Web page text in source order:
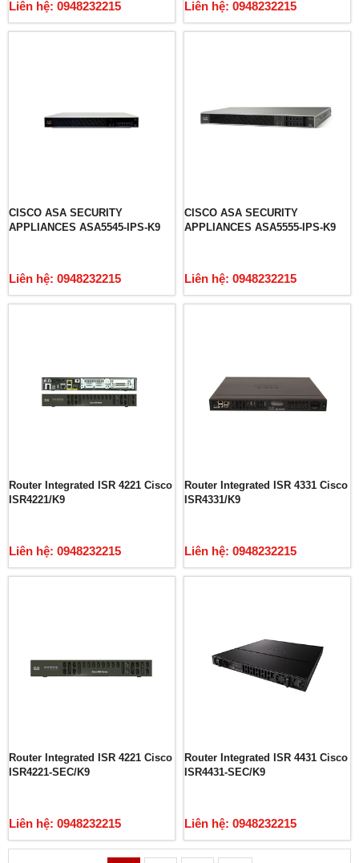
Liên hệ: 0948232215 Liên hệ: 0948232215
CISCO ASA SECURITY
APPLIANCES ASA5545-IPS-K9
Liên hệ: 0948232215
CISCO ASA SECURITY
APPLIANCES ASA5555-IPS-K9
Liên hệ: 0948232215
Router Integrated ISR 4221 Cisco
ISR4221/K9
Liên hệ: 0948232215
Router Integrated ISR 4331 Cisco
ISR4331/K9
Liên hệ: 0948232215
Router Integrated ISR 4221 Cisco
ISR4221-SEC/K9
Liên hệ: 0948232215
Router Integrated ISR 4431 Cisco
ISR4431-SEC/K9
Liên hệ: 0948232215